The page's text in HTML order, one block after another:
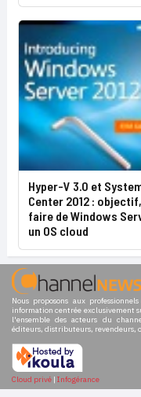
Hyper-V 3.0 et
Center 2012 : objectif,
faire de Windows
un OS cloud
Nous proposons aux
information centrée exclusivement
l'ensemble des acteurs du
éditeurs, distributeurs, revendeurs,
Cloud privé | Infogérance